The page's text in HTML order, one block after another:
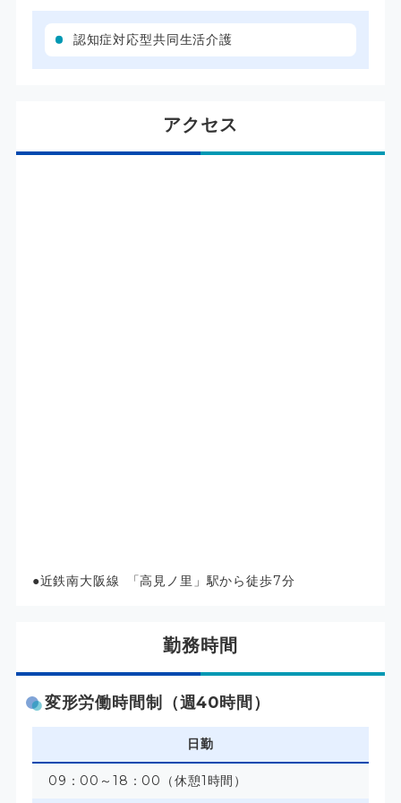
認知症対応型共同生活介護
アクセス
近鉄南大阪線 「高見ノ里」駅から徒歩7分
勤務時間
変形労働時間制（週40時間）
日勤
09：00～18：00（休憩1時間）